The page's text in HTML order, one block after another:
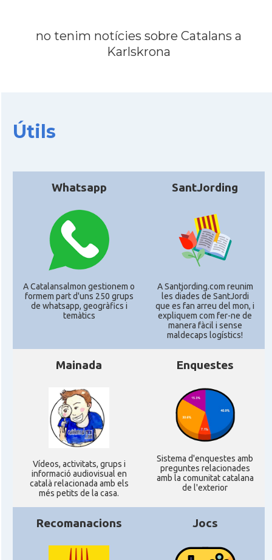
no tenim notícies sobre Catalans a
Karlskrona
Útils
Whatsapp
A Catalansalmon gestionem o
formem part d'uns 250 grups
de whatsapp, geogràfics i
temàtics
SantJording
A Santjording.com reunim
les diades de SantJordi
que es fan arreu del mon, i
expliquem com fer-ne de
manera fàcil i sense
maldecaps logí­stics!
Mainada
Ví­deos, activitats, grups i
informació audiovisual en
català relacionada amb els
més petits de la casa.
Enquestes
Sistema d'enquestes amb
preguntes relacionades
amb la comunitat catalana
de l'exterior
Recomanacions Jocs